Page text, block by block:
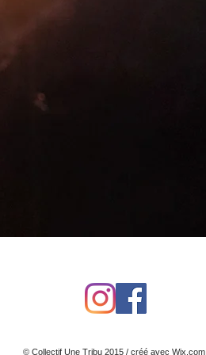
© Collectif Une Tribu 2015 / créé avec Wix.com